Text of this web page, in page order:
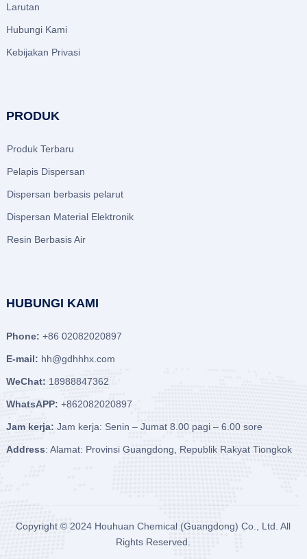
Larutan
Hubungi Kami
Kebijakan Privasi
PRODUK
Produk Terbaru
Pelapis Dispersan
Dispersan berbasis pelarut
Dispersan Material Elektronik
Resin Berbasis Air
HUBUNGI KAMI
Phone: +86 02082020897
E-mail: hh@gdhhhx.com
WeChat: 18988847362
WhatsAPP: +862082020897
Jam kerja: Jam kerja: Senin – Jumat 8.00 pagi – 6.00 sore
Address: Alamat: Provinsi Guangdong, Republik Rakyat Tiongkok
Copyright © 2024 Houhuan Chemical (Guangdong) Co., Ltd. All
Rights Reserved.